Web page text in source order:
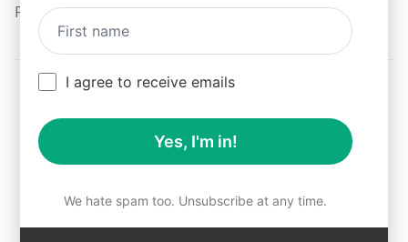
Faturalama Koşulları (en)
All logos, trademarks, and registered trademarks are the
property of their respective owners.
AIPRM and other related brand names are registered
laws.
I agree to receive emails
Yes, I'm in!
We hate spam too. Unsubscribe at any time.